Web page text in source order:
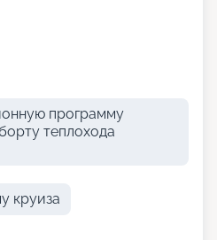
программу
теплохода
круиза